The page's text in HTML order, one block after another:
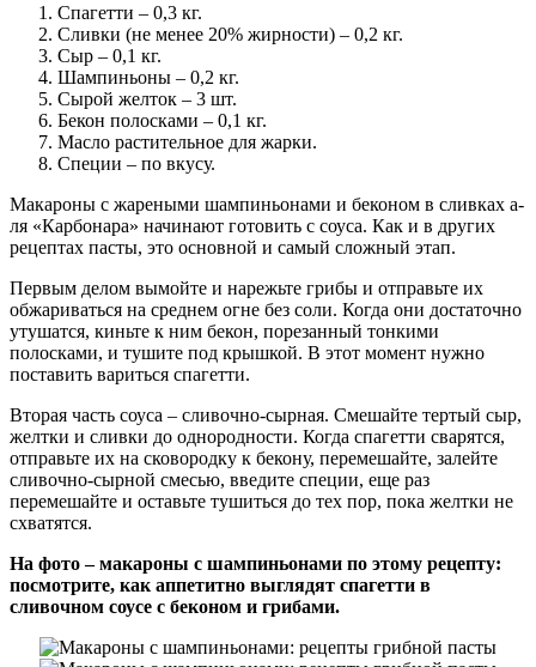
Спагетти – 0,3 кг.
Сливки (не менее 20% жирности) – 0,2 кг.
Сыр – 0,1 кг.
Шампиньоны – 0,2 кг.
Сырой желток – 3 шт.
Бекон полосками – 0,1 кг.
Масло растительное для жарки.
Специи – по вкусу.
Макароны с жареными шампиньонами и беконом в сливках а-
ля «Карбонара» начинают готовить с соуса. Как и в других
рецептах пасты, это основной и самый сложный этап.
Первым делом вымойте и нарежьте грибы и отправьте их
обжариваться на среднем огне без соли. Когда они достаточно
утушатся, киньте к ним бекон, порезанный тонкими
полосками, и тушите под крышкой. В этот момент нужно
поставить вариться спагетти.
Вторая часть соуса – сливочно-сырная. Смешайте тертый сыр,
желтки и сливки до однородности. Когда спагетти сварятся,
отправьте их на сковородку к бекону, перемешайте, залейте
сливочно-сырной смесью, введите специи, еще раз
перемешайте и оставьте тушиться до тех пор, пока желтки не
схватятся.
На фото – макароны с шампиньонами по этому рецепту:
посмотрите, как аппетитно выглядят спагетти в
сливочном соусе с беконом и грибами.